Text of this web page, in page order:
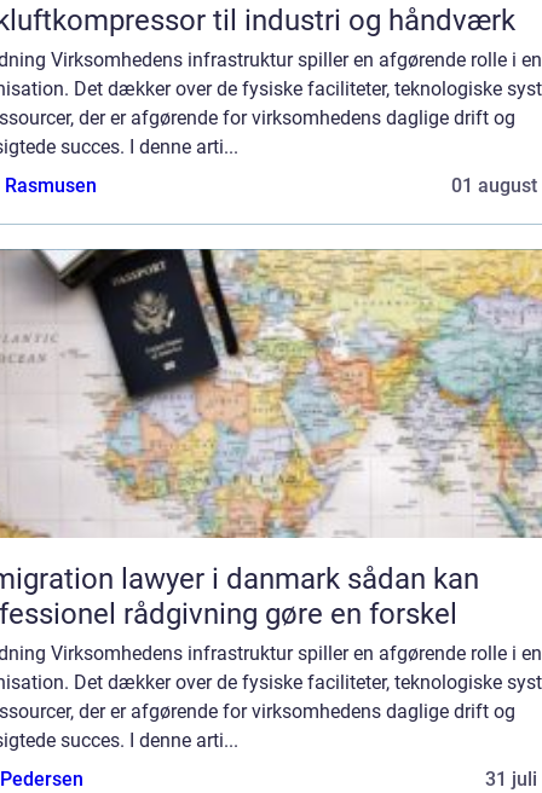
til industri og håndværk
Virksomhedens infrastruktur spiller en afgørende rolle i
Det dækker over de fysiske faciliteter, teknologiske
der er afgørende for virksomhedens daglige drift og
succes. I denne arti...
01 august
lawyer i danmark sådan kan
rådgivning gøre en forskel
Virksomhedens infrastruktur spiller en afgørende rolle i
Det dækker over de fysiske faciliteter, teknologiske
der er afgørende for virksomhedens daglige drift og
succes. I denne arti...
31 juli